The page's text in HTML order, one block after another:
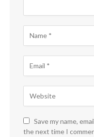
Save my name,
the next time I